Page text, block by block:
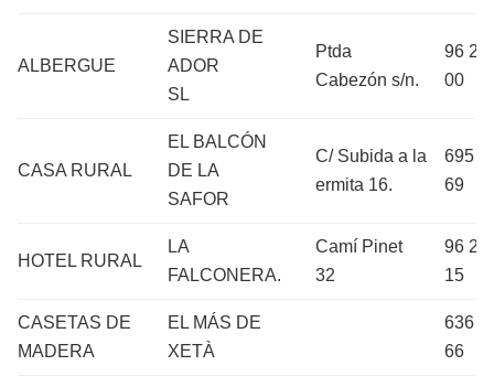
ALBERGUE
SIERRA DE
ADOR
SL
Ptda
Cabezón s/n.
96
00
CASA RURAL
EL BALCÓN
DE LA
SAFOR
C/ Subida a la
ermita 16.
695
69
HOTEL RURAL
LA
FALCONERA.
Camí Pinet
32
96
15
CASETAS DE
MADERA
EL MÁS DE
XETÀ
636
66